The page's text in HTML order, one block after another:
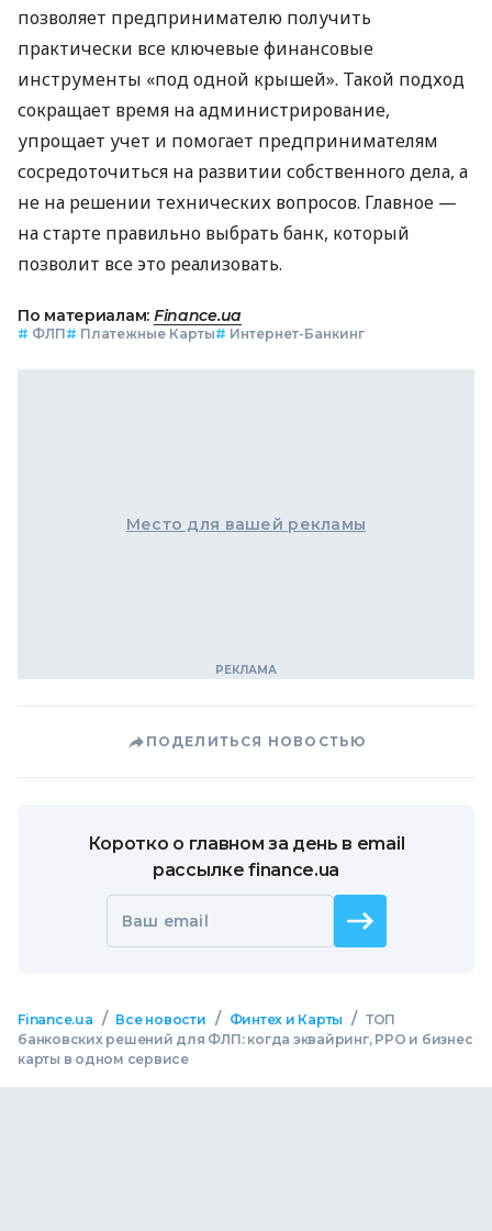
позволяет предпринимателю получить
практически все ключевые финансовые
инструменты «под одной крышей». Такой подход
сокращает время на администрирование,
упрощает учет и помогает предпринимателям
сосредоточиться на развитии собственного дела, а
не на решении технических вопросов. Главное —
на старте правильно выбрать банк, который
позволит все это реализовать.
По материалам: Finance.ua
# ФЛП# Платежные Карты# Интернет-Банкинг
Место для вашей рекламы
ПОДЕЛИТЬСЯ НОВОСТЬЮ
Коротко о главном за день в email
рассылке finance.ua
Ваш email
Finance.ua / Все новости / Финтех и Карты / ТОП
банковских решений для ФЛП: когда эквайринг, РРО и бизнес
карты в одном сервисе